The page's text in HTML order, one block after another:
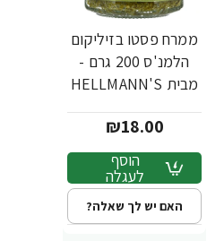
ממרח פסטו בזיליקום
הלמנ'ס 200 גרם -
מבית HELLMANN'S
₪18.00
הוסף
לעגלה
האם יש לך שאלה?